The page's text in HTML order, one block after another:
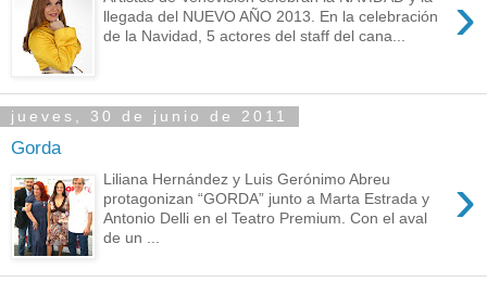
›
llegada del NUEVO AÑO 2013. En la celebración
de la Navidad, 5 actores del staff del cana...
jueves, 30 de junio de 2011
Gorda
›
Liliana Hernández y Luis Gerónimo Abreu
protagonizan “GORDA” junto a Marta Estrada y
Antonio Delli en el Teatro Premium. Con el aval
de un ...